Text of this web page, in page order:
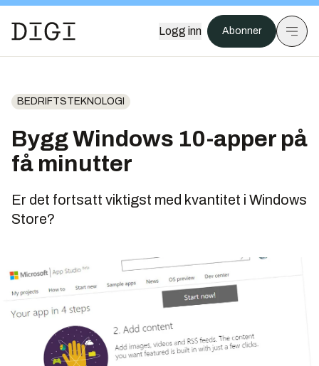
Logg inn Abonner
BEDRIFTSTEKNOLOGI
Bygg Windows 10-apper på
få minutter
Er det fortsatt viktigst med kvantitet i Windows
Store?